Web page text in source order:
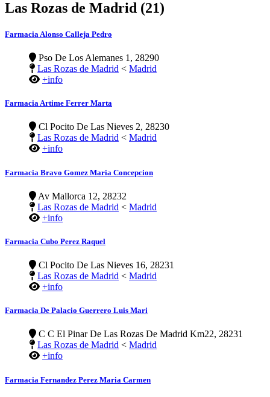
Las Rozas de Madrid (21)
Farmacia Alonso Calleja Pedro
Pso De Los Alemanes 1, 28290
Las Rozas de Madrid < Madrid
+info
Farmacia Artime Ferrer Marta
Cl Pocito De Las Nieves 2, 28230
Las Rozas de Madrid < Madrid
+info
Farmacia Bravo Gomez Maria Concepcion
Av Mallorca 12, 28232
Las Rozas de Madrid < Madrid
+info
Farmacia Cubo Perez Raquel
Cl Pocito De Las Nieves 16, 28231
Las Rozas de Madrid < Madrid
+info
Farmacia De Palacio Guerrero Luis Mari
C C El Pinar De Las Rozas De Madrid Km22, 28231
Las Rozas de Madrid < Madrid
+info
Farmacia Fernandez Perez Maria Carmen